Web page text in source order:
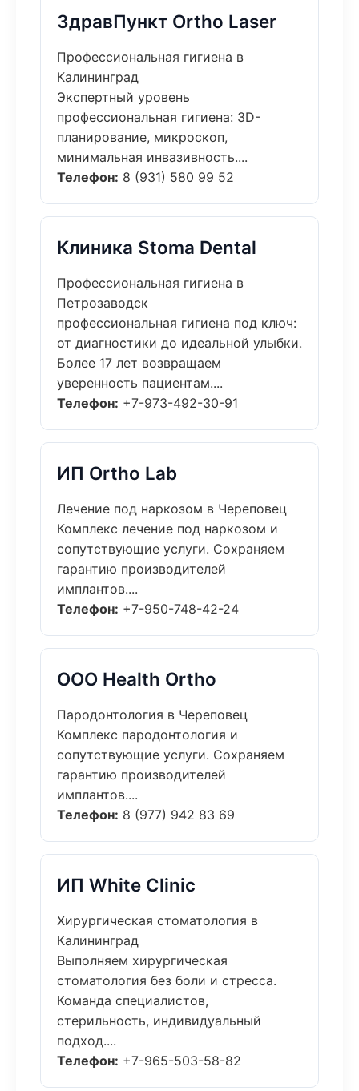
ЗдравПункт Ortho Laser
Профессиональная гигиена в
Калининград
Экспертный уровень
профессиональная гигиена: 3D-
планирование, микроскоп,
минимальная инвазивность....
Телефон: 8 (931) 580 99 52
Клиника Stoma Dental
Профессиональная гигиена в
Петрозаводск
профессиональная гигиена под ключ:
от диагностики до идеальной улыбки.
Более 17 лет возвращаем
уверенность пациентам....
Телефон: +7-973-492-30-91
ИП Ortho Lab
Лечение под наркозом в Череповец
Комплекс лечение под наркозом и
сопутствующие услуги. Сохраняем
гарантию производителей
имплантов....
Телефон: +7-950-748-42-24
ООО Health Ortho
Пародонтология в Череповец
Комплекс пародонтология и
сопутствующие услуги. Сохраняем
гарантию производителей
имплантов....
Телефон: 8 (977) 942 83 69
ИП White Clinic
Хирургическая стоматология в
Калининград
Выполняем хирургическая
стоматология без боли и стресса.
Команда специалистов,
стерильность, индивидуальный
подход....
Телефон: +7-965-503-58-82